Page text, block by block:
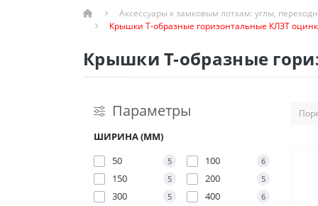
Аксессуары к замковым лоткам: углы,
Крышки Т-образные горизонтальные КЛЗТ
Крышки Т-образные
Параметры
ШИРИНА (ММ)
50
5 100 6
150 5 200 5
300 5 400 6